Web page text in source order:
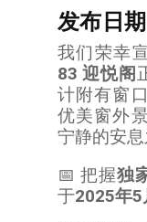
发布日期
我们荣幸
83 迎悦阁
计附有窗
优美窗外
宁静的安息
📅 把握独
于2025年5